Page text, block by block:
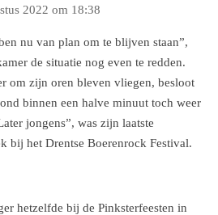
2022 om 18:38
nu van plan om te blijven staan”,
de situatie nog even te redden.
om zijn oren bleven vliegen, besloot
binnen een halve minuut toch weer
jongens”, was zijn laatste
bij het Drentse Boerenrock Festival.
hetzelfde bij de Pinksterfeesten in